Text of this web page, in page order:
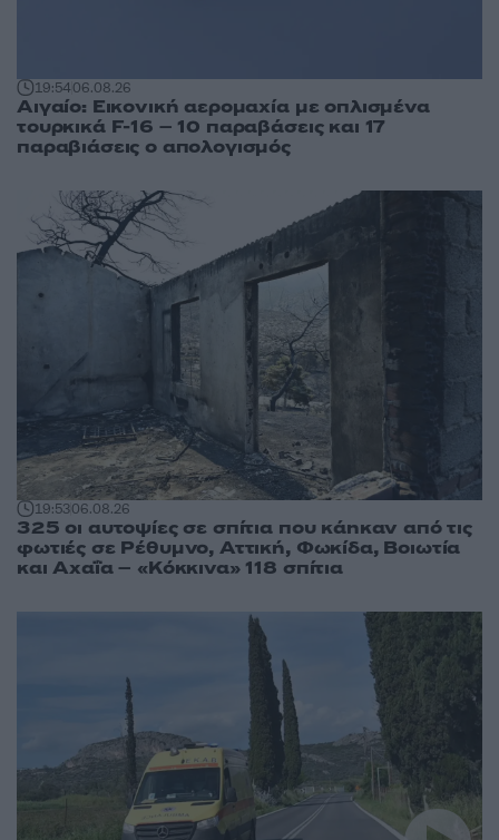
19:5406.08.26
Αιγαίο: Εικονική αερομαχία με οπλισμένα
τουρκικά F-16 – 10 παραβάσεις και 17
παραβιάσεις ο απολογισμός
19:5306.08.26
325 οι αυτοψίες σε σπίτια που κάηκαν από τις
φωτιές σε Ρέθυμνο, Αττική, Φωκίδα, Βοιωτία
και Αχαΐα – «Κόκκινα» 118 σπίτια